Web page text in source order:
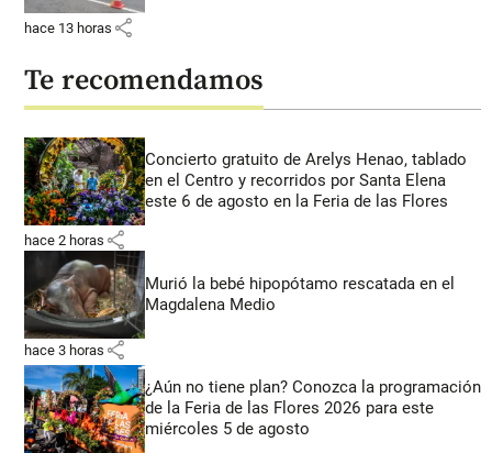
hace 13 horas share
Te recomendamos
Concierto gratuito de Arelys Henao, tablado
en el Centro y recorridos por Santa Elena
este 6 de agosto en la Feria de las Flores
hace 2 horas share
Murió la bebé hipopótamo rescatada en el
Magdalena Medio
hace 3 horas share
¿Aún no tiene plan? Conozca la programación
de la Feria de las Flores 2026 para este
miércoles 5 de agosto